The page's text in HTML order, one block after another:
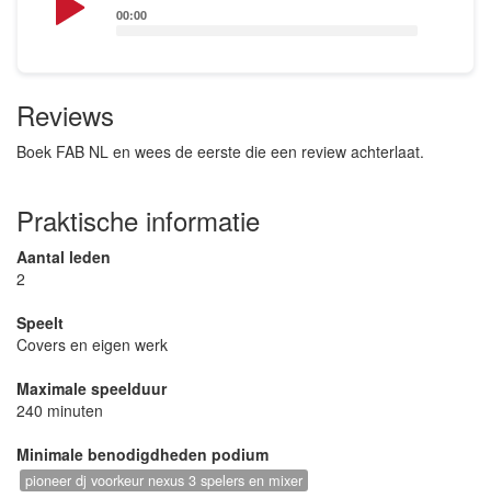
00:00
Reviews
Boek FAB NL en wees de eerste die een review achterlaat.
Praktische informatie
Aantal leden
2
Speelt
Covers en eigen werk
Maximale speelduur
240 minuten
Minimale benodigdheden podium
pioneer dj voorkeur nexus 3 spelers en mixer